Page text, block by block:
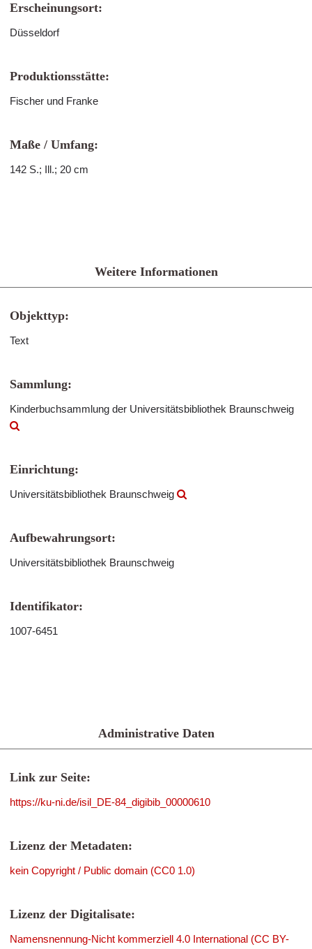
Erscheinungsort:
Düsseldorf
Produktionsstätte:
Fischer und Franke
Maße / Umfang:
142 S.; Ill.; 20 cm
Weitere Informationen
Objekttyp:
Text
Sammlung:
Kinderbuchsammlung der Universitätsbibliothek Braunschweig
Einrichtung:
Universitätsbibliothek Braunschweig
Aufbewahrungsort:
Universitätsbibliothek Braunschweig
Identifikator:
1007-6451
Administrative Daten
Link zur Seite:
https://ku-ni.de/isil_DE-84_digibib_00000610
Lizenz der Metadaten:
kein Copyright / Public domain (CC0 1.0)
Lizenz der Digitalisate:
Namensnennung-Nicht kommerziell 4.0 International (CC BY-